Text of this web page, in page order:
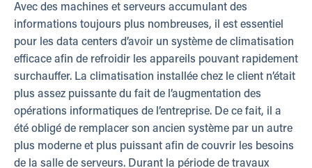
Avec des machines et serveurs accumulant des
informations toujours plus nombreuses, il est essentiel
pour les data centers d’avoir un système de climatisation
efficace afin de refroidir les appareils pouvant rapidement
surchauffer. La climatisation installée chez le client n’était
plus assez puissante du fait de l’augmentation des
opérations informatiques de l’entreprise. De ce fait, il a
été obligé de remplacer son ancien système par un autre
plus moderne et plus puissant afin de couvrir les besoins
de la salle de serveurs. Durant la période de travaux